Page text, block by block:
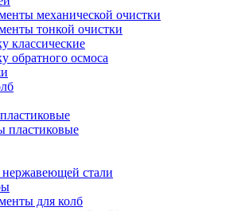
механической очистки
тонкой очистки
классические
обратного осмоса
пластиковые
стали
для колб